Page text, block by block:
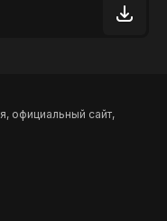
официальный сайт,